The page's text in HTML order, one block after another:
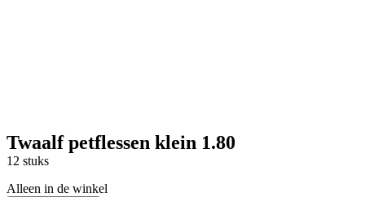
Twaalf petflessen klein 1.80
12 stuks
Alleen in de winkel